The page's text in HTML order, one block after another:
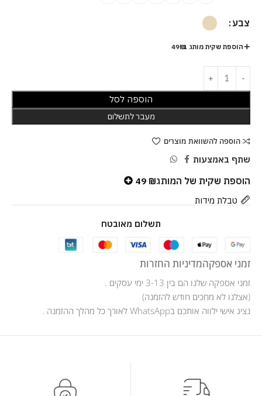
צבע
הוספת שקית מותג ב-49₪
הוספה לסל
מעבר לתשלום
הוספה להשוואת מוצרים
שתף באמצעות
הוספת שקית של המותג 49 ₪
טבלת מידות
תשלום מאובטח
זמני אספקהמדיניות החזרות
זמני אספקה שלנו הם בין 3-13 ימי עסקים .
(אצלנו לא מחכים חודש להזמנה)
נציג אישי ילווה אותכם בWhatsApp לאורך כל מהלך ההזמנה .